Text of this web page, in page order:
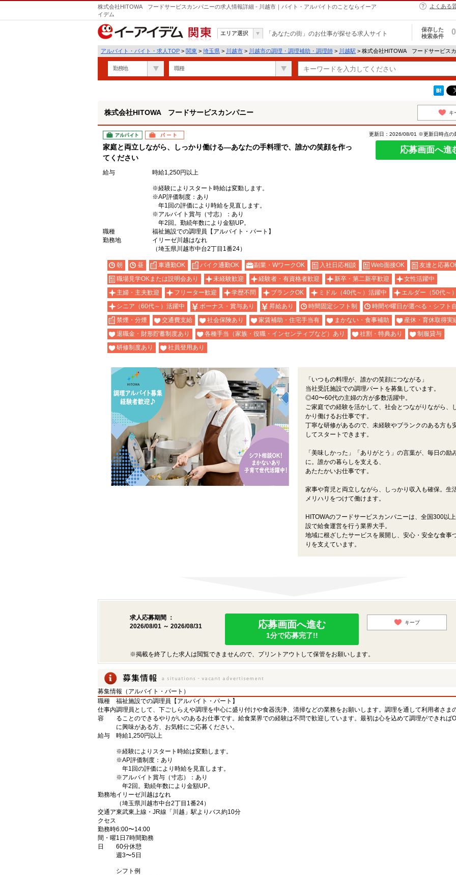
株式会社HITOWA フードサービスカンパニーの求人情報詳細 - 川越市｜バイト・アルバイトのことならイーア
イデム
よくある
関東
エリア選択 「あなたの街」のお仕事が探せる求人サイト
保存した
検索条件
0
アルバイト・バイト・求人TOP > 関東 > 埼玉県 > 川越市 > 川越市の調理・調理補助・調理師 > 川越駅 > 株式会社HITOWA フードサービス
勤務地 職種
株式会社HITOWA フードサービスカンパニー キ
アルバイト パート
家庭と両立しながら、しっかり働ける―あなたの手料理で、誰かの笑顔を作っ
てください
更新日：2026/08/01 ※更新日時点の
応募画面へ進
給与 時給1,250円以上
※経験によりスタート時給は変動します。
※AP評価制度：あり
年1回の評価により時給を見直します。
※アルバイト賞与（寸志）：あり
年2回。勤続年数により金額UP。
職種
福祉施設での調理員【アルバイト・パート】
勤務地
イリーゼ川越はなれ
（埼玉県川越市中台2丁目1番24）
朝 昼 車通勤OK バイク通勤OK 副業・WワークOK 入社日応相談 Web面接OK
友達と応募
職場見学OKまたは説明会あり
未経験歓迎 経験者・有資格者歓迎 新卒・第二新卒歓迎
女性活躍中
主婦・主夫歓迎
フリーター歓迎 学歴不問 ブランクOK ミドル（40代～）活躍中
エルダー（50代～
シニア（60代～）活躍中
ボーナス・賞与あり 昇給あり 時間固定シフト制
時間や曜日が選べる・シフト
禁煙・分煙
交通費支給 社会保険あり 家賃補助・住宅手当有 まかない・食事補助
産休・育休取得実
退職金・財形貯蓄制度あり
各種手当（家族・役職・インセンティブなど）あり 社割・特典あり
制服貸与
研修制度あり
社員登用あり
「いつもの料理が、誰かの笑顔につながる」
当社受託施設での調理パートを募集しています。
◎40〜60代の主婦の方が多数活躍中。
ご家庭での経験を活かして、社会とつながりながら、
かり働けるお仕事です。
丁寧な研修があるので、未経験やブランクのある方も
してスタートできます。
「美味しかった」「ありがとう」の言葉が、毎日の励
に。誰かの暮らしを支える、
あたたかいお仕事です。
家事や育児と両立しながら、しっかり収入も確保。生
メリハリをつけて働けます。
HITOWAのフードサービスカンパニーは、全国300以
設で給食運営を行う業界大手。
地域に根ざしたサービスを展開し、安心・安全な食事
りを支えています。
求人応募期間 ：
2026/08/01 ～ 2026/08/31
応募画面へ進む
1分で応募完了!!
キープ
※掲載を終了した求人は閲覧できませんので、プリントアウトして保管をお願いします。
募集情報（アルバイト・パート）
職種
福祉施設での調理員【アルバイト・パート】
仕事内
容
調理員として、下ごしらえや調理を中心に盛り付けや食器洗浄、清掃などの業務をお願いします。調理を通して利用者さま
ることのできるやりがいのあるお仕事です。給食業界での経験は不問で歓迎しています。最初は心を込めて調理ができれば
に興味がある方、お気軽にご応募ください。
給与
時給1,250円以上
※経験によりスタート時給は変動します。
※AP評価制度：あり
年1回の評価により時給を見直します。
※アルバイト賞与（寸志）：あり
年2回。勤続年数により金額UP。
勤務地イリーゼ川越はなれ
（埼玉県川越市中台2丁目1番24）
交通ア
クセス
東武東上線・JR線「川越」駅よりバス約10分
勤務時
間・曜
日
6:00〜14:00
1日7時間勤務
60分休憩
週3〜5日
シフト例